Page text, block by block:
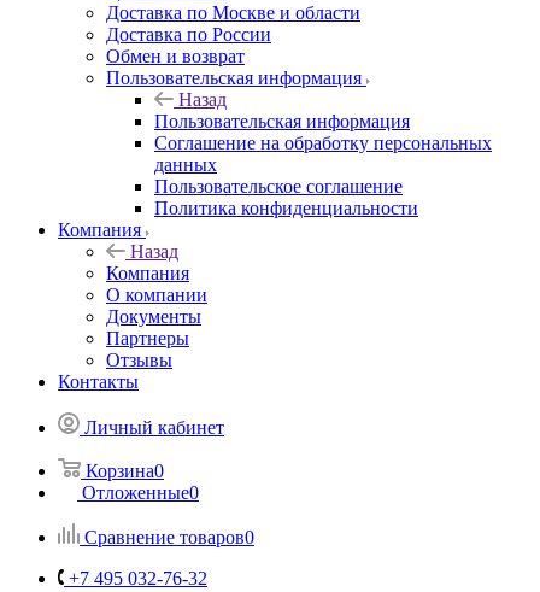
Доставка по Москве и области
Доставка по России
Обмен и возврат
Пользовательская информация
Назад
Пользовательская информация
Соглашение на обработку персональных
данных
Пользовательское соглашение
Политика конфиденциальности
Компания
Назад
Компания
О компании
Документы
Партнеры
Отзывы
Контакты
Личный кабинет
Корзина0
Отложенные0
Сравнение товаров0
+7 495 032-76-32